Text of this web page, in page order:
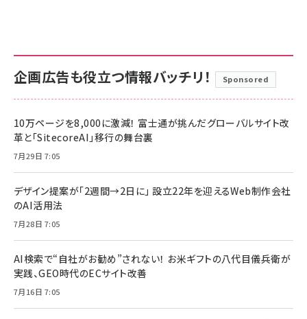
企画広告も役立つ情報バッチリ！ Sponsored
10万ページを8,000に激減！ 富士通が挑んだグローバルサイト改
革と「SitecoreAI」移行の舞台裏
7月29日 7:05
デザイン提案が「2週間→2日に」 設立22年を迎えるWeb制作会社
のAI活用法
7月28日 7:05
AI検索で“自社がお勧め”されない！ お米ギフトの八代目儀兵衛が
実践、GEO時代のECサイト改善
7月16日 7:05